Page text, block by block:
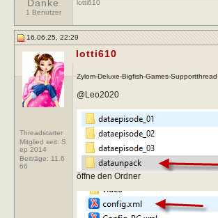
Danke
1 Benutzer
lotti610
16.06.25, 22:29
Threadstarter
Mitglied seit: S
ep 2014
Beiträge: 11.6
66
lotti610
Zylom-Deluxe-Bigfish-Games-Supportthread
@Leo2020
öffne den Ordner